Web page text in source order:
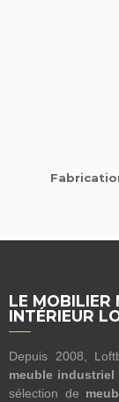
LE MOBILIER
INTÉRIEUR
Depuis 2008,
meuble industriel
sélection de